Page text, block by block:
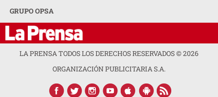
GRUPO OPSA
LA PRENSA TODOS LOS DERECHOS RESERVADOS ©2026
ORGANIZACIÓN PUBLICITARIA S.A.